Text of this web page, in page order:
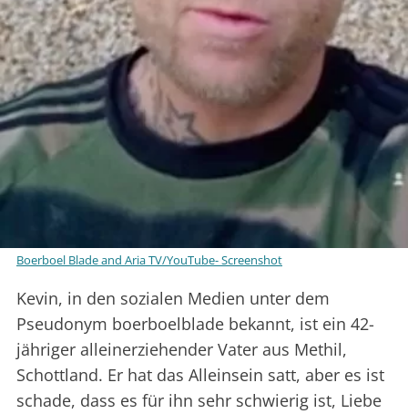
Boerboel Blade and Aria TV/YouTube- Screenshot
Kevin, in den sozialen Medien unter dem
Pseudonym boerboelblade bekannt, ist ein 42-
jähriger alleinerziehender Vater aus Methil,
Schottland. Er hat das Alleinsein satt, aber es ist
schade, dass es für ihn sehr schwierig ist, Liebe